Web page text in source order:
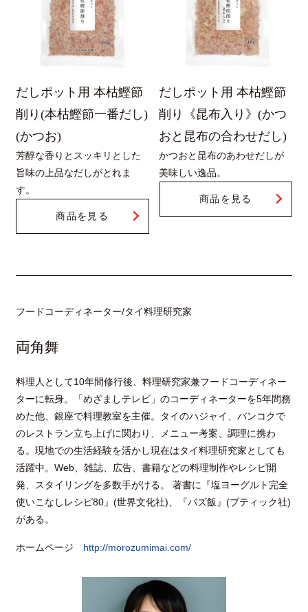
だしポット用 本枯鰹節
削り(本枯鰹節一番だし)
(かつお)
芳醇な香りとスッキリとした
旨味の上品なだしがとれま
す。
商品を見る
だしポット用 本枯鰹節
削り《昆布入り》(かつ
おと昆布の合わせだし)
かつおと昆布のあわせだしが
美味しい逸品。
商品を見る
フードコーディネーター/タイ料理研究家
両角舞
料理人として10年間修行後、料理研究家兼フードコーディネー
ターに転身。「めざましテレビ」のコーディネーターを5年間務
めた他、銀座で料理教室を主催。タイのハジャイ、バンコクで
のレストラン立ち上げに関わり、メニュー考案、調理に携わ
る。現地での生活経験を活かし現在はタイ料理研究家としても
活躍中。Web、雑誌、広告、書籍などの料理制作やレシピ開
発、スタイリングを多数手がける。 著書に『塩ヨーグルト完全
使いこなしレシピ80』(世界文化社)、『バズ飯』(ブティック社)
がある。
ホームページ http://morozumimai.com/